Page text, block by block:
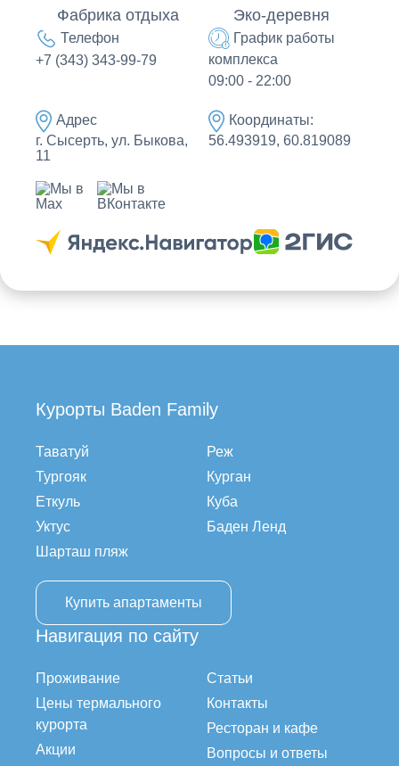
Фабрика отдыха Эко-деревня
Телефон
+7 (343) 343-99-79
График работы
комплекса
09:00 - 22:00
Адрес
г. Сысерть, ул. Быкова,
11
Координаты:
56.493919, 60.819089
Курорты Baden Family
Таватуй
Тургояк
Еткуль
Уктус
Шарташ пляж
Реж
Курган
Куба
Баден Ленд
Купить апартаменты
Навигация по сайту
Проживание
Цены термального
курорта
Акции
Статьи
Контакты
Ресторан и кафе
Вопросы и ответы